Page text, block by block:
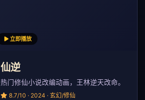
立即播放
仙逆
热门修仙小说改编动画，王林逆天改命。
8.7/10 · 2024 · 玄幻/修仙